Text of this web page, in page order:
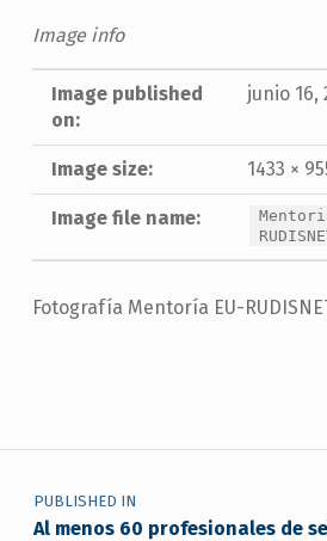
Image info
Image published
on:
junio 16,
Image size: 1433 ×
Image file name:
Fotografía Mentoría EU-
Navegación de entradas
PUBLISHED IN
Al menos 60 profesionales de